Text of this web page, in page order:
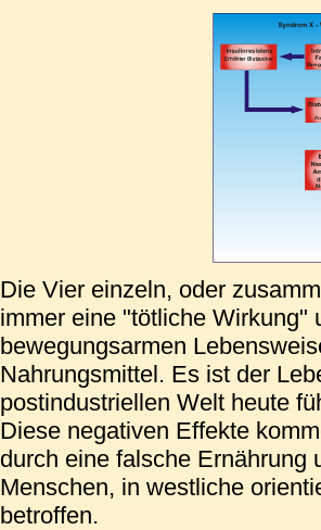
Die Vier einzeln, oder
immer eine "tötliche Wirkung"
bewegungsarmen
Nahrungsmittel. Es ist der
postindustriellen Welt heute
Diese negativen Effekte
durch eine falsche Ernährung
Menschen, in westliche
betroffen.